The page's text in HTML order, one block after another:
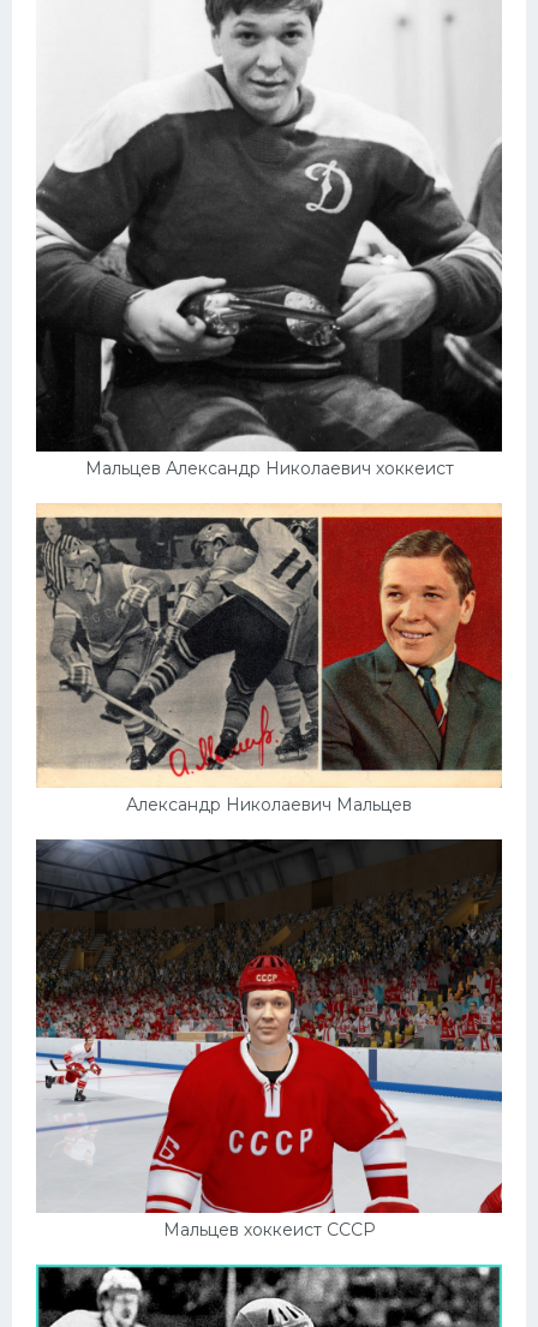
Мальцев Александр Николаевич хоккеист
Александр Николаевич Мальцев
Мальцев хоккеист СССР